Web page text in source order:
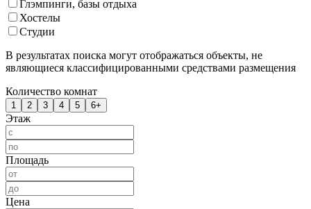
Глэмпинги, базы отдыха
Хостелы
Студии
В результатах поиска могут отображаться объекты, не
являющиеся классифицированными средствами размещения
Количество комнат
1 2 3 4 5 6+
Этаж
Площадь
Цена